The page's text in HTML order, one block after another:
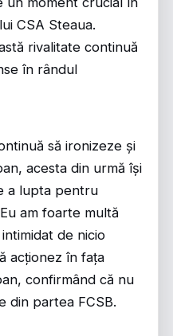
CSA Steaua.
rivalitate continuă
în rândul
să ironizeze și
acesta din urmă își
a lupta pentru
am foarte multă
de nicio
acționez în fața
confirmând că nu
din partea FCSB.